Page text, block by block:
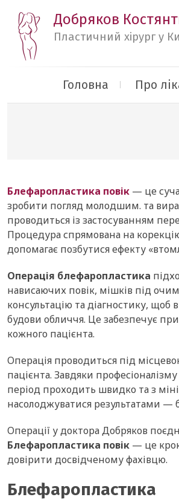
Добряков
Пластичний хірург у
Головна Про
Блефаропластика повік — це
зробити погляд молодшим. та
проводиться із застосуванням
Процедура спрямована на
допомагає позбутися ефекту
Операція блефаропластика
нависаючих повік, мішків під
консультацію та діагностику,
будови обличчя. Це забезпечує
кожного пацієнта.
Операція проводиться під
пацієнта. Завдяки
період проходить швидко та з
насолоджуватися результатами
Операції у доктора Добряков
Блефаропластика повік — це
довірити досвідченому фахівцю.
Блефаропластика